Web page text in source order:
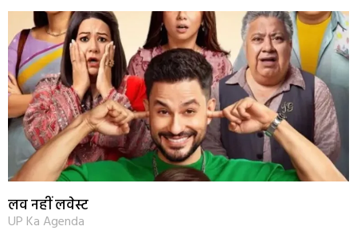
लव नहीं लवेस्ट
UP Ka Agenda